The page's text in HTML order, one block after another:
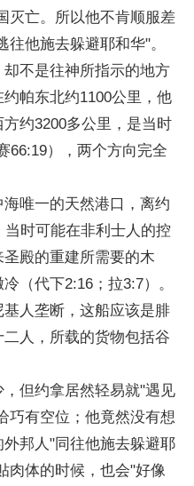
灭亡。所以他不肯顺服差
他施去躲避耶和华"。
不是往神所指示的地方
帕东北约1100公里，他
约3200多公里，是当时
66:19），两个方向完全
唯一的天然港口，离约
时可能在非利士人的控
殿的重建所需要的木
（代下2:16；拉3:7）。
人垄断，这船应该是腓
人，所载的货物包括谷
但约拿居然轻易就"遇见
巧有空位；他竟然没有想
邦人"同往他施去躲避耶
肉体的时候，也会"好像